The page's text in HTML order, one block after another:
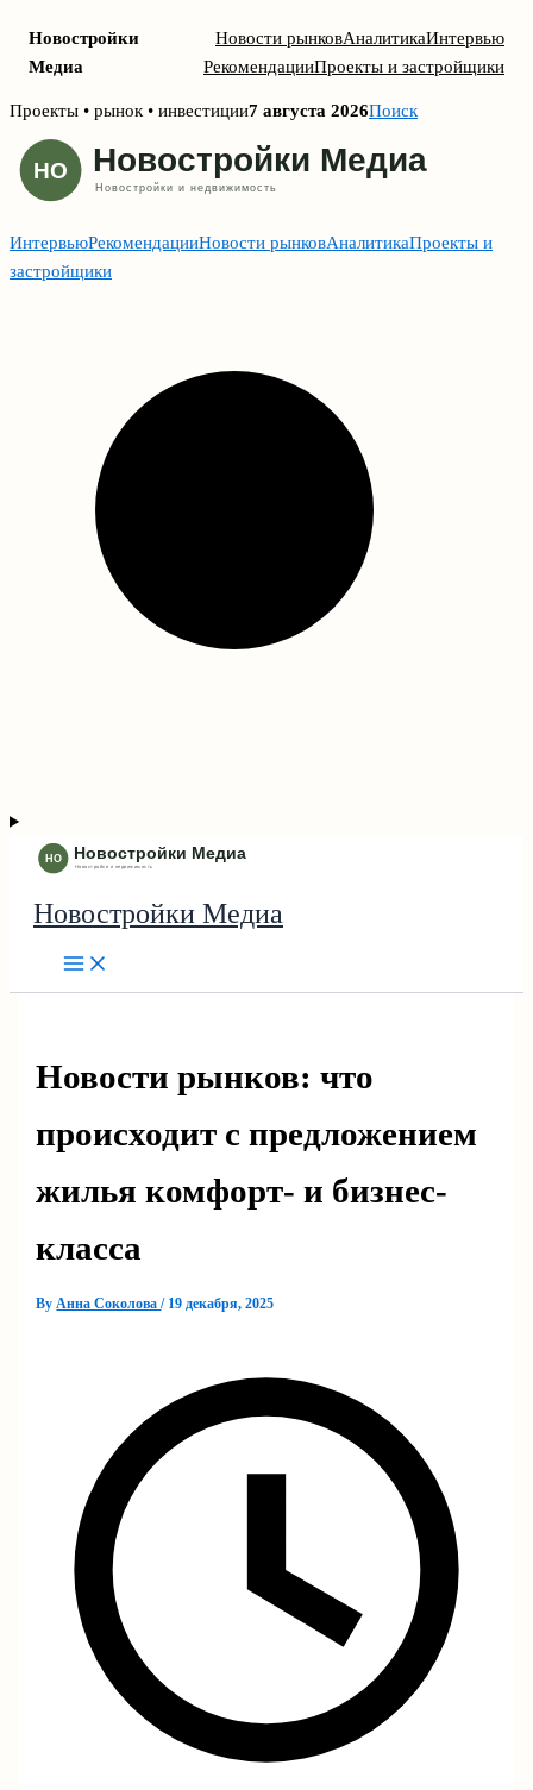
Новостройки
Медиа
Новости рынковАналитикаИнтервью
РекомендацииПроекты и застройщики
Skip
content
Проекты • рынок • инвестиции7 августа 2026Поиск
ИнтервьюРекомендацииНовости рынковАналитикаПроекты и
застройщики
Новостройки Медиа
Новости рынков: что
происходит с предложением
жилья комфорт- и бизнес-
класса
By Анна Соколова/ 19 декабря, 2025